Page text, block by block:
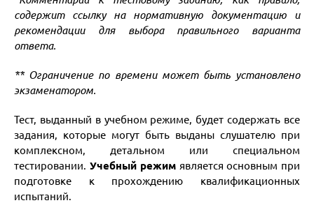
содержит ссылку на нормативную документацию и
рекомендации для выбора правильного варианта
ответа.
** Ограничение по времени может быть установлено
экзаменатором.
Тест, выданный в учебном режиме, будет содержать все
задания, которые могут быть выданы слушателю при
комплексном, детальном или специальном
тестировании. Учебный режим является основным при
подготовке к прохождению квалификационных
испытаний.